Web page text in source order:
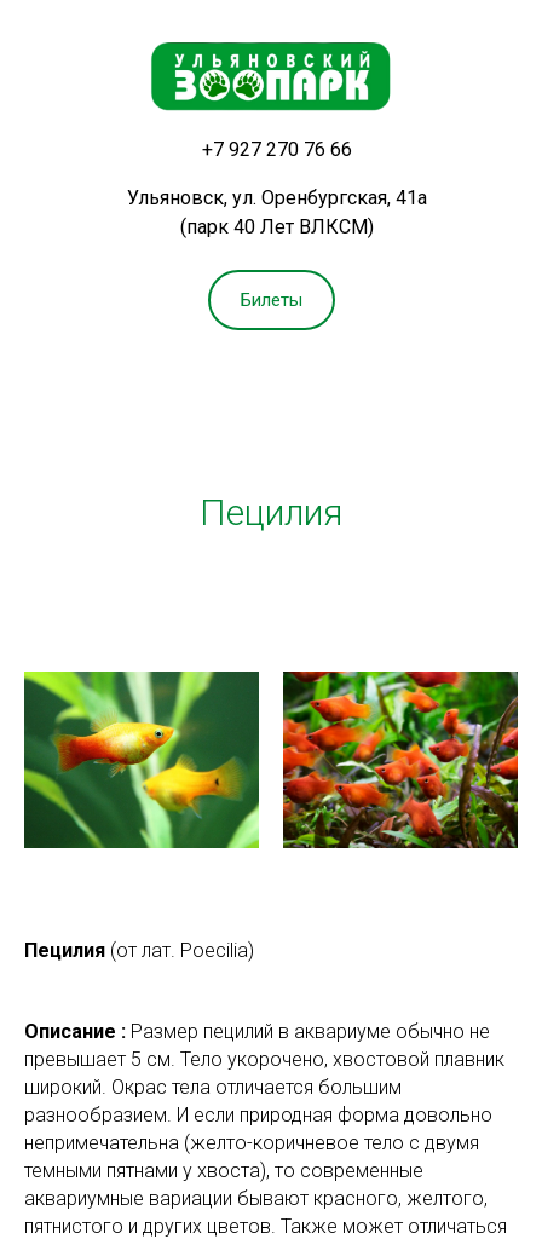
+7 927 270 76 66
Ульяновск, ул. Оренбургская, 41а
(парк 40 Лет ВЛКСМ)
Билеты
Пецилия
Пецилия (от лат. Poecilia)
Описание : Размер пецилий в аквариуме обычно не
превышает 5 см. Тело укорочено, хвостовой плавник
широкий. Окрас тела отличается большим
разнообразием. И если природная форма довольно
непримечательна (желто-коричневое тело с двумя
темными пятнами у хвоста), то современные
аквариумные вариации бывают красного, желтого,
пятнистого и других цветов. Также может отличаться